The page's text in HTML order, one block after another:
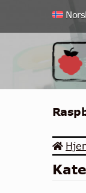
Hopp
Hopp